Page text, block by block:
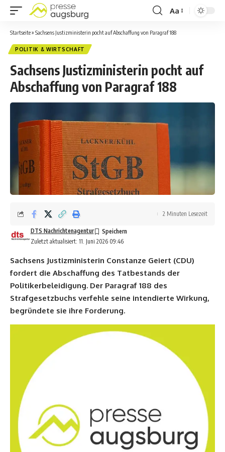
Aa
Startseite» Sachsens Justizministerin pocht auf Abschaffung von Paragraf 188
POLITIK & WIRTSCHAFT
Sachsens Justizministerin pocht auf
Abschaffung von Paragraf 188
Zuletzt aktualisiert: 11. Juni 2026 09:46
DTS Nachrichtenagentur
2 Minuten Lesezeit
Sachsens Justizministerin Constanze Geiert (CDU)
fordert die Abschaffung des Tatbestands der
Politikerbeleidigung. Der Paragraf 188 des
Strafgesetzbuchs verfehle seine intendierte Wirkung,
begründete sie ihre Forderung.